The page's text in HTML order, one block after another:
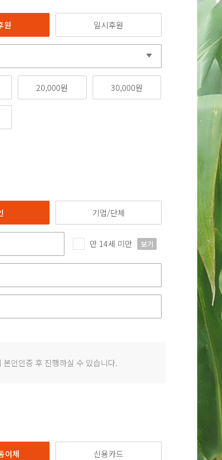
원 일시후원
20,000원 30,000원
기업/단체
만 14세 미만 보기
인인증 후 진행하실 수 있습니다.
이체 신용카드